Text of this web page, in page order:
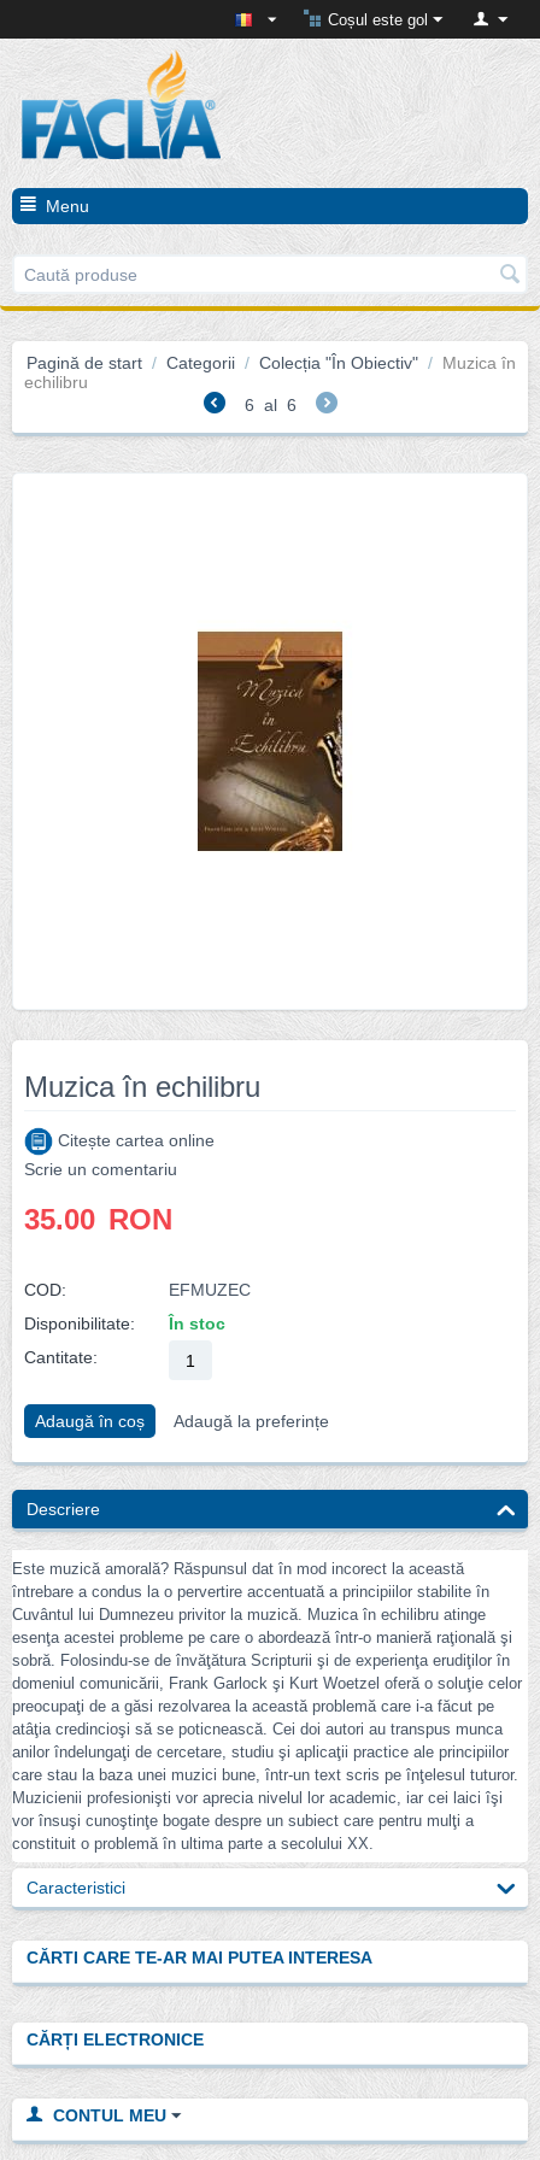
Coșul este gol
Menu
Pagină de start / Categorii / Colecția "În Obiectiv" / Muzica în
echilibru
6 al 6
Muzica în echilibru
Citește cartea online
Scrie un comentariu
35.00 RON
COD:
EFMUZEC
Disponibilitate:
În stoc
Cantitate:
Adaugă în coș Adaugă la preferințe
Descriere
Este muzică amorală? Răspunsul dat în mod incorect la această
întrebare a condus la o pervertire accentuată a principiilor stabilite în
Cuvântul lui Dumnezeu privitor la muzică. Muzica în echilibru atinge
esenţa acestei probleme pe care o abordează într-o manieră raţională şi
sobră. Folosindu-se de învăţătura Scripturii şi de experienţa erudiţilor în
domeniul comunicării, Frank Garlock şi Kurt Woetzel oferă o soluţie celor
preocupaţi de a găsi rezolvarea la această problemă care i-a făcut pe
atâţia credincioşi să se poticnească. Cei doi autori au transpus munca
anilor îndelungaţi de cercetare, studiu şi aplicaţii practice ale principiilor
care stau la baza unei muzici bune, într-un text scris pe înţelesul tuturor.
Muzicienii profesionişti vor aprecia nivelul lor academic, iar cei laici îşi
vor însuşi cunoştinţe bogate despre un subiect care pentru mulţi a
constituit o problemă în ultima parte a secolului XX.
Caracteristici
CĂRTI CARE TE-AR MAI PUTEA INTERESA
CĂRȚI ELECTRONICE
CONTUL MEU